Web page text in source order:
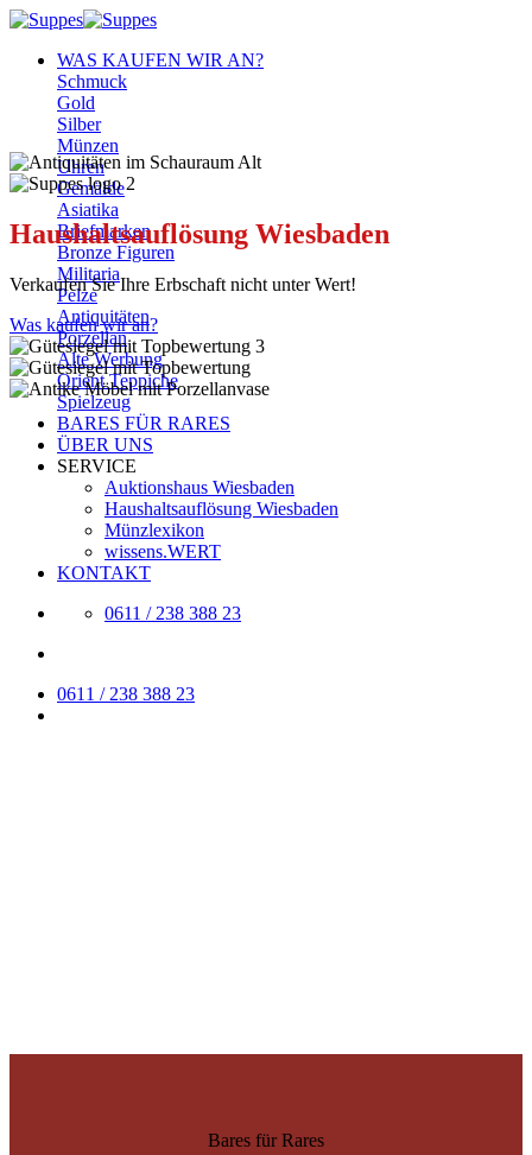
Zum
springenWAS KAUFEN WIR AN?
Schmuck
Gold
Silber
Münzen
Uhren
Gemälde
Asiatika
Briefmarken
Bronze Figuren
Militaria
Pelze
Antiquitäten
Porzellan
Alte Werbung
Orient Teppiche
Spielzeug
BARES FÜR RARES
ÜBER UNS
SERVICE
Auktionshaus Wiesbaden
Haushaltsauflösung Wiesbaden
Münzlexikon
wissens.WERT
KONTAKT
0611 / 238 388 23
0611 / 238 388 23
Haushaltsauflösung Wiesbaden
Verkaufen Sie Ihre Erbschaft nicht unter Wert!
Was kaufen wir an?
Bares für Rares